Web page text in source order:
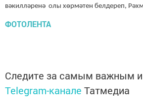
вәкилләренә олы хөрмәтен белдереп,
ФОТОЛЕНТА
Следите за самым важным
Telegram-канале Татмедиа